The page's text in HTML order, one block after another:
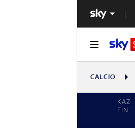
CALCIO
KAZ
FIN